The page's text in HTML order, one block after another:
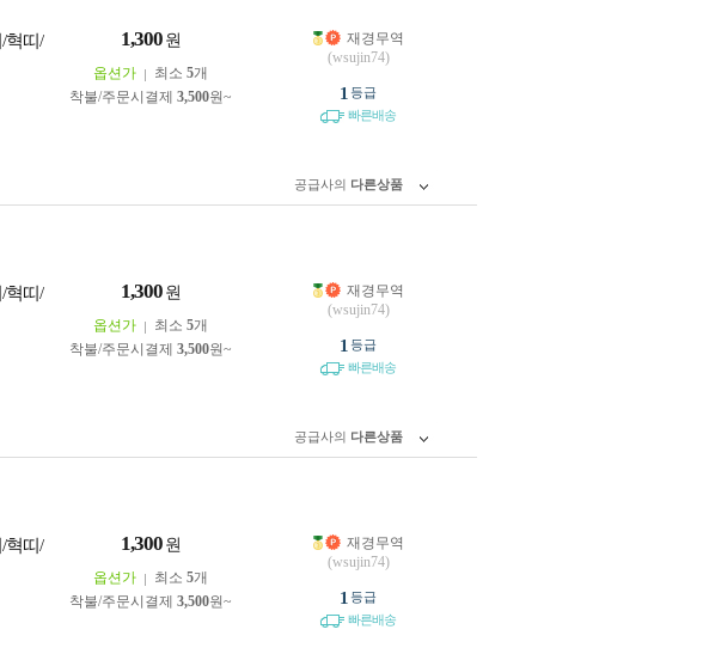
혁띠/
1,300 원
옵션가 최소 5개
착불/주문시결제 3,500원~
재경무역
(wsujin74)
1 등급
빠른배송
공급사의 다른상품
혁띠/
1,300 원
옵션가 최소 5개
착불/주문시결제 3,500원~
재경무역
(wsujin74)
1 등급
빠른배송
공급사의 다른상품
혁띠/
1,300 원
옵션가 최소 5개
착불/주문시결제 3,500원~
재경무역
(wsujin74)
1 등급
빠른배송